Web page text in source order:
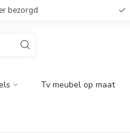
bezorgd
Tv meubel op maat